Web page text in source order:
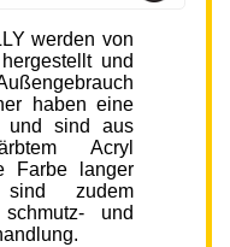
werden von
und
haben eine
und sind aus
Acryl
Farbe langer
zudem
und